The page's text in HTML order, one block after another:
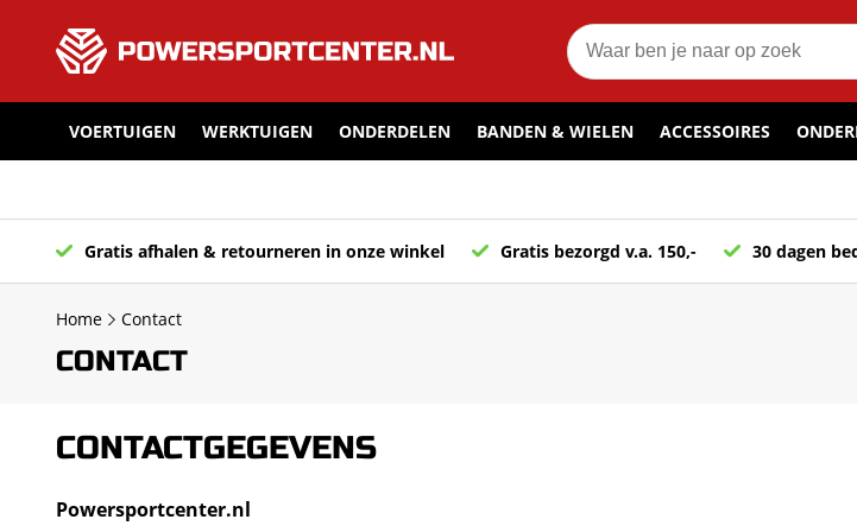
VOERTUIGEN WERKTUIGEN ONDERDELEN BANDEN & WIELEN ACCESSOIRES
Gratis afhalen & retourneren in onze winkel Gratis bezorgd v.a. 150,- 30 dagen
Home Contact
CONTACT
CONTACTGEGEVENS
Powersportcenter.nl